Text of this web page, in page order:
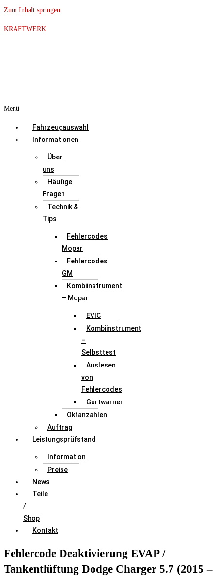
Zum Inhalt springen
KRAFTWERK
Menü
Fahrzeugauswahl
Informationen
Über
uns
Häufige
Fragen
Technik &
Tips
Fehlercodes
Mopar
Fehlercodes
GM
Kombiinstrument
– Mopar
EVIC
Kombiinstrument
–
Selbsttest
Auslesen
von
Fehlercodes
Gurtwarner
Oktanzahlen
Auftrag
Leistungsprüfstand
Information
Preise
News
Teile
/
Shop
Kontakt
Fehlercode Deaktivierung EVAP /
Tankentlüftung Dodge Charger 5.7 (2015 –